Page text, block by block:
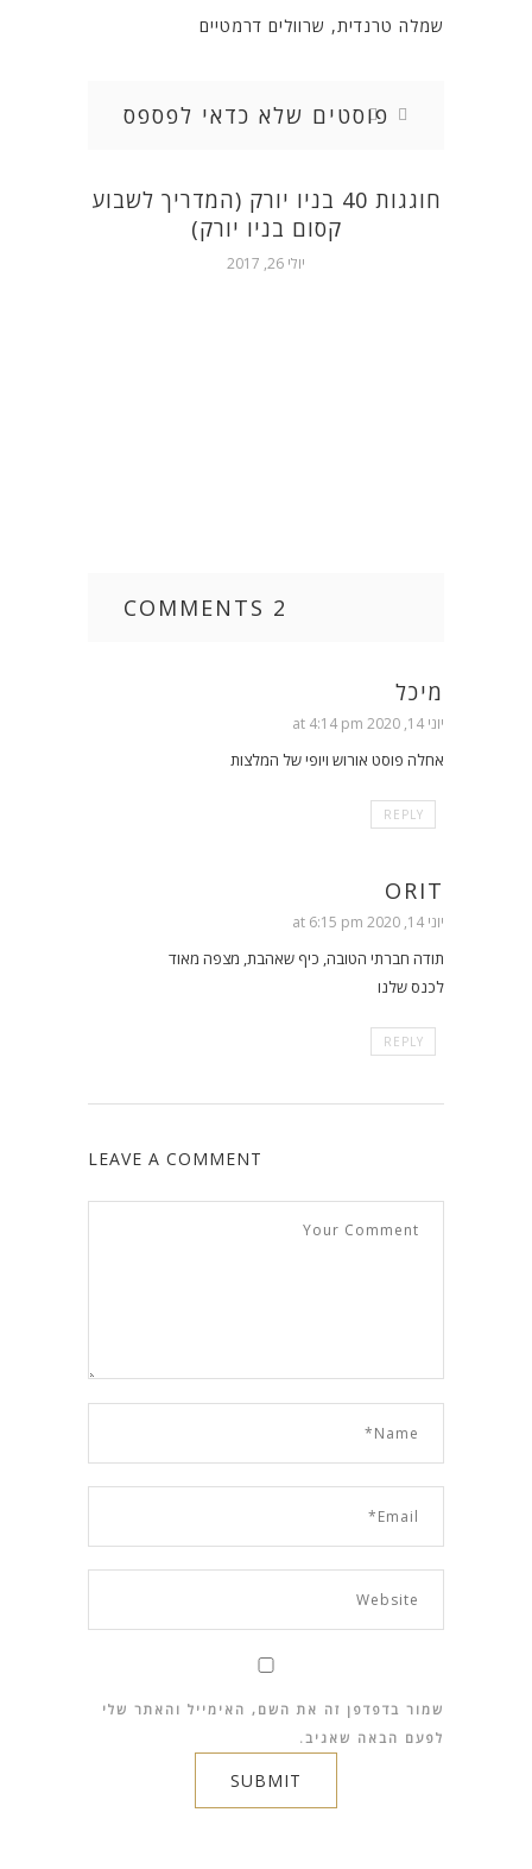
שמלה טרנדית, שרוולים דרמטיים
פוסטים שלא כדאי לפספס
חוגגות 40 בניו יורק (המדריך לשבוע
קסום בניו יורק)
יולי 26, 2017
2 COMMENTS
מיכל
יוני 14, 2020 at 4:14 pm
אחלה פוסט אורוש ויופי של המלצות
REPLY
ORIT
יוני 14, 2020 at 6:15 pm
תודה חברתי הטובה, כיף שאהבת, מצפה מאוד
לכנס שלנו
REPLY
LEAVE A COMMENT
שמור בדפדפן זה את השם, האימייל והאתר שלי
לפעם הבאה שאגיב.